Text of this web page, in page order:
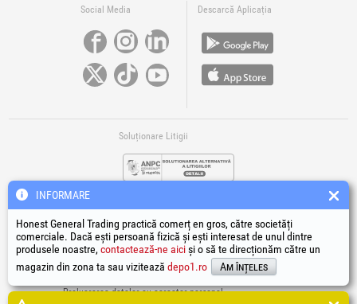
Social Media Descarcă Aplicația
Soluționare Litigii
Legături Utile
Prelucrarea datelor cu caracter personal
INFORMARE
Honest General Trading practică comerț en gros, către societăți
comerciale. Dacă ești persoană fizică și ești interesat de unul dintre
produsele noastre, contactează-ne aiciși o să te direcționăm către un
magazin din zona ta sau vizitează depo1.ro Am înțeles